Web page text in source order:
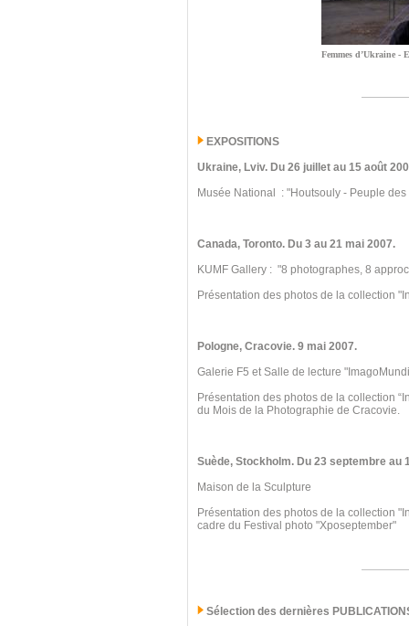
Femmes d’Ukraine -
EXPOSITIONS
Ukraine, Lviv. Du 26 juillet au 15 août
Musée National : "Houtsouly - Peuple
Canada, Toronto. Du 3 au 21 mai 2007.
KUMF Gallery : "8 photographes, 8
Présentation des photos de la collection
Pologne, Cracovie. 9 mai 2007.
Galerie F5 et Salle de lecture
Présentation des photos de la collection
du Mois de la Photographie de Cracovie.
Suède, Stockholm. Du 23 septembre au
Maison de la Sculpture
Présentation des photos de la collection
cadre du Festival photo "Xposeptember"
Sélection des dernières